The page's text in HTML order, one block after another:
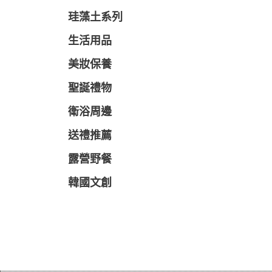
珪藻土系列
生活用品
美妝保養
聖誕禮物
衛浴周邊
送禮推薦
露營野餐
韓國文創